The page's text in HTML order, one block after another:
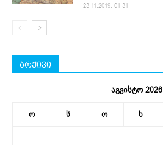
23.11.2019. 01:31
არქივი
აგვისტო 2026
ო ს ო ხ